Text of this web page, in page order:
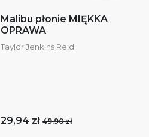
Malibu płonie MIĘKKA
OPRAWA
Taylor Jenkins Reid
29,94 zł 49,90 zł